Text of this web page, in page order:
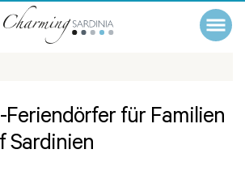
für Familien
Sardinien